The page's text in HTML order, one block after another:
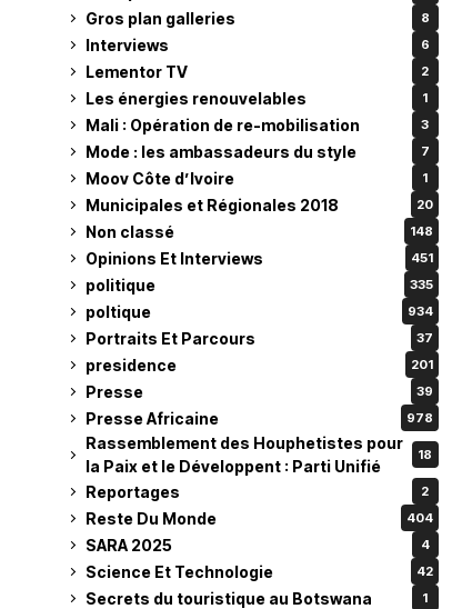
Gros plan galleries 8
Interviews 6
Lementor TV 2
Les énergies renouvelables 1
Mali : Opération de re-mobilisation 3
Mode : les ambassadeurs du style 7
Moov Côte d’Ivoire 1
Municipales et Régionales 2018 20
Non classé 148
Opinions Et Interviews 451
politique 335
poltique 934
Portraits Et Parcours 37
presidence 201
Presse 39
Presse Africaine 978
Rassemblement des Houphetistes pour
la Paix et le Développent : Parti Unifié
18
Reportages 2
Reste Du Monde 404
SARA 2025 4
Science Et Technologie 42
Secrets du touristique au Botswana 1